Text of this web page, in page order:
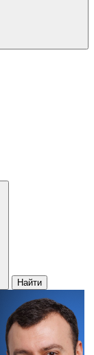
Найти